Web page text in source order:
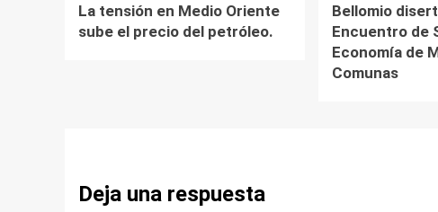
La tensión en Medio Oriente
sube el precio del petróleo.
Bellomio
Encuentro de
Economía de
Comunas
Deja una respuesta